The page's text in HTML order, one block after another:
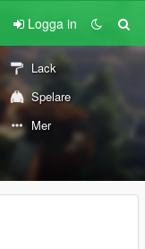
Logga in
Lack
Spelare
Mer